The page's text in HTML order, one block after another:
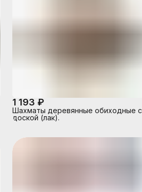
1 193 ₽
Шахматы деревянные обиходные с
доской (лак).